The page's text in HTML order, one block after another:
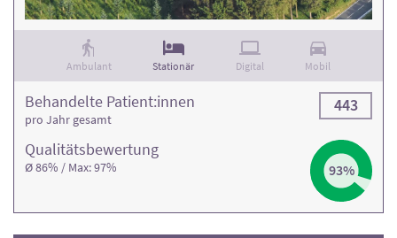
Ambulant Stationär Digital Mobil
Qualitäts­bewertung
Ø 86% / Max: 97% 93%
Behandelte Patient:innen
pro Jahr gesamt
443